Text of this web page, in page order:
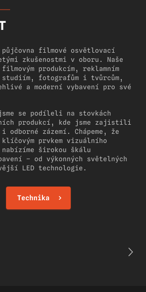
filmové osvětlovací
zkušenostmi v oboru. Naše
produkcím, reklamním
studiím, fotografům i tvůrcům,
a moderní vybavení pro své
se podíleli na stovkách
produkcí, kde jsme zajistili
odborné zázemí. Chápeme, že
prvkem vizuálního
širokou škálu
– od výkonných světelných
LED technologie.
Technika